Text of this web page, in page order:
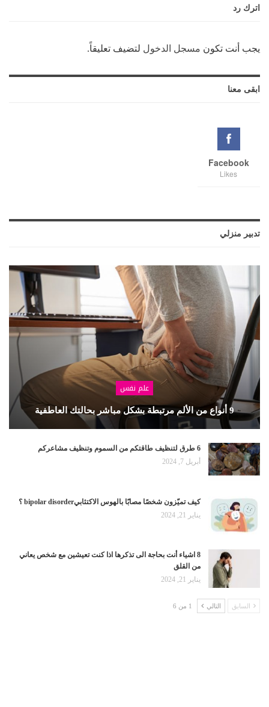
اترك رد
يجب أنت تكون مسجل الدخول لتضيف تعليقاً.
ابقى معنا
Facebook
Likes
تدبير منزلي
علم نفس
9 أنواع من الألم مرتبطة بشكل مباشر بحالتك العاطفية
6 طرق لتنظيف طاقتكم من السموم وتنظيف مشاعركم
أبريل 7, 2024
كيف تميّزون شخصًا مصابًا بالهوس الاكتئابيbipolar disorder ؟
يناير 21, 2024
8 اشياء أنت بحاجة الى تذكرها اذا كنت تعيشين مع شخص يعاني
من القلق
يناير 21, 2024
السابق التالي 1 من 6